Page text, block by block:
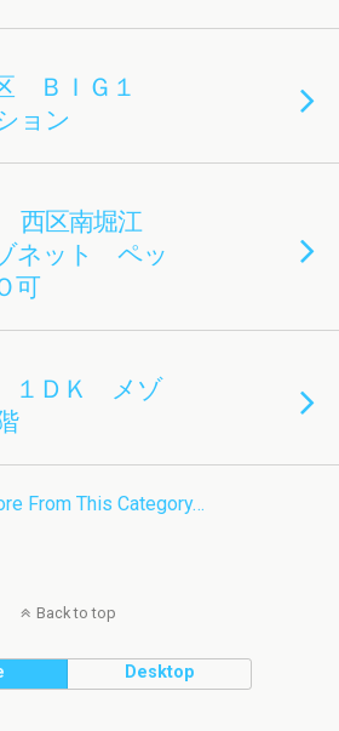
ＢＩＧ１
ョン
西区南堀江
ネット ペッ
可
ＤＫ メゾ
From This Category…
Back to top
Desktop